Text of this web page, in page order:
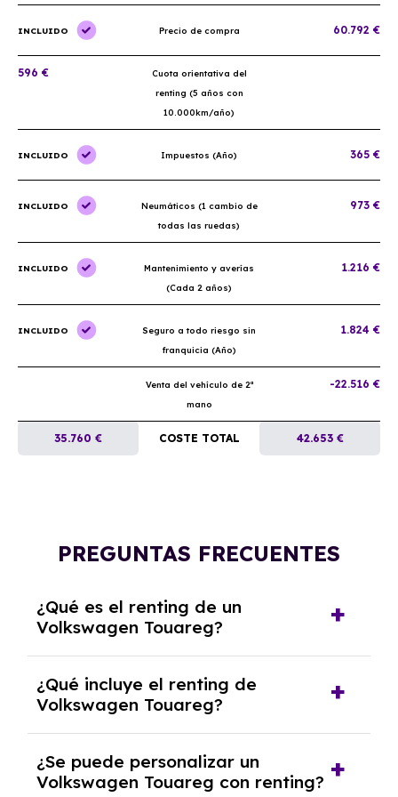
INCLUIDO Precio de compra 60.792 €
596 €
Cuota orientativa del
renting (5 años con
10.000km/año)
INCLUIDO Impuestos (Año) 365 €
INCLUIDO
Neumáticos (1 cambio de
todas las ruedas)
973 €
INCLUIDO
Mantenimiento y averías
(Cada 2 años)
1.216 €
INCLUIDO
Seguro a todo riesgo sin
franquicia (Año)
1.824 €
Venta del vehículo de 2ª
mano
-22.516 €
35.760 € COSTE TOTAL 42.653 €
PREGUNTAS FRECUENTES
¿Qué es el renting de un
Volkswagen Touareg?
contrato de alquiler a largo plazo en el que
pagas una cuota mensual fija por el uso del
coche durante un periodo determinado,
generalmente entre 2 y 5 años.
¿Qué incluye el renting de
Volkswagen Touareg?
seguro a todo riesgo, mantenimiento,
reparaciones, impuestos, asistencia en
¿Se puede personalizar un
Volkswagen Touareg con renting?